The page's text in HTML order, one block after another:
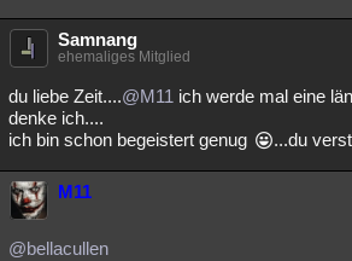
Samnang
ehemaliges Mitglied
du liebe Zeit....@M11 ich werde mal eine
denke ich....
ich bin schon begeistert genug
...du
M11
@bellacullen